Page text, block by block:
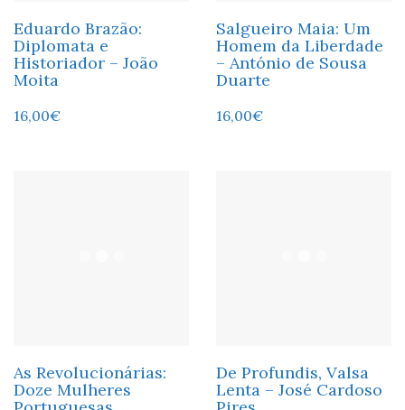
Eduardo Brazão:
Diplomata e
Historiador – João
Moita
16,00€
Salgueiro Maia: Um
Homem da Liberdade
– António de Sousa
Duarte
16,00€
As Revolucionárias:
Doze Mulheres
De Profundis, Valsa
Lenta – José Cardoso